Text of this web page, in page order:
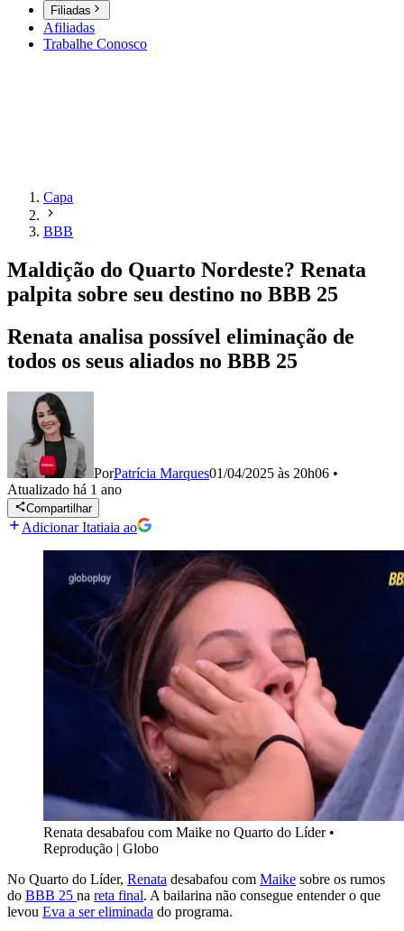
Filiadas
Afiliadas
Trabalhe Conosco
Capa
BBB
Maldição do Quarto Nordeste? Renata
palpita sobre seu destino no BBB 25
Renata analisa possível eliminação de
todos os seus aliados no BBB 25
PorPatrícia Marques01/04/2025 às 20h06 •
Atualizado há 1 ano
Compartilhar
Adicionar Itatiaia ao
Renata desabafou com Maike no Quarto do Líder•
Reprodução | Globo
No Quarto do Líder, Renata desabafou com Maike sobre os rumos
do BBB 25 na reta final. A bailarina não consegue entender o que
levou Eva a ser eliminada do programa.